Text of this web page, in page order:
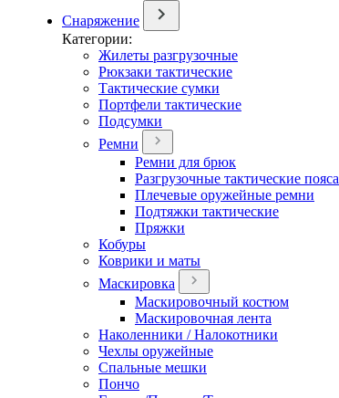
Снаряжение
Категории:
Жилеты разгрузочные
Рюкзаки тактические
Тактические сумки
Портфели тактические
Подсумки
Ремни
Ремни для брюк
Разгрузочные тактические пояса
Плечевые оружейные ремни
Подтяжки тактические
Пряжки
Кобуры
Коврики и маты
Маскировка
Маскировочный костюм
Маскировочная лента
Наколенники / Налокотники
Чехлы оружейные
Спальные мешки
Пончо